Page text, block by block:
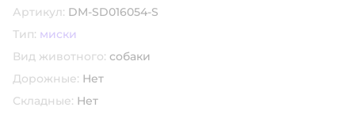
Артикул: DM-SD016054-S
Тип: миски
Вид животного: собаки
Дорожные: Нет
Складные: Нет